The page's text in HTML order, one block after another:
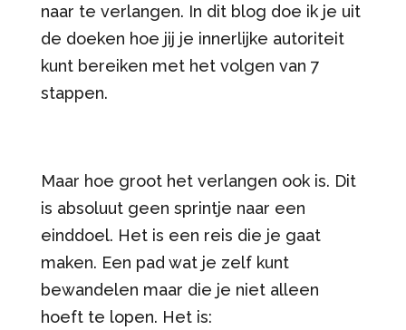
naar te verlangen. In dit blog doe ik je uit
de doeken hoe jij je innerlijke autoriteit
kunt bereiken met het volgen van 7
stappen.
Maar hoe groot het verlangen ook is. Dit
is absoluut geen sprintje naar een
einddoel. Het is een reis die je gaat
maken. Een pad wat je zelf kunt
bewandelen maar die je niet alleen
hoeft te lopen. Het is: